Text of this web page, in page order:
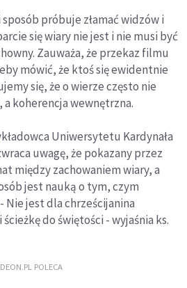
próbuje złamać widzów i
się wiary nie jest i nie musi być
Zauważa, że przekaz filmu
mówić, że ktoś się ewidentnie
się, że o wierze często nie
koherencja wewnętrzna.
Uniwersytetu Kardynała
uwagę, że pokazany przez
między zachowaniem wiary, a
jest nauką o tym, czym
Nie jest dla chrześcijanina
do świętości - wyjaśnia ks.
DEON.PL POLECA